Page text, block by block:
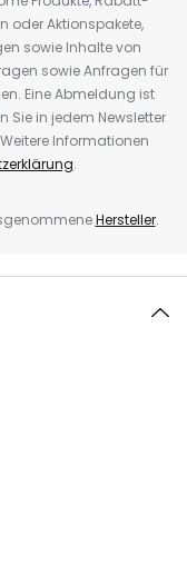
oder Aktionspakete,
sowie Inhalte von
sowie Anfragen für
Eine Abmeldung ist
Sie in jedem Newsletter
Informationen
.
Hersteller.